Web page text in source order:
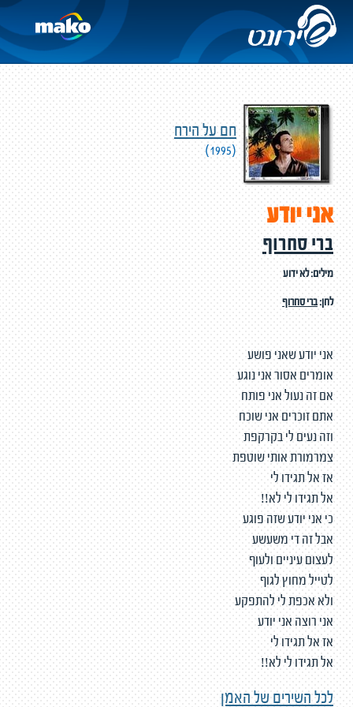
חם על הירח
(1995)
אני יודע
ברי סחרוף
מילים: לא ידוע
לחן:ברי סחרוף
אני יודע שאני פושע
אומרים אסור אני נוגע
אם זה נעול אני פותח
אתם זוכרים אני שוכח
וזה נעים לי בקרקפת
צמרמורת אותי שוטפת
אז אל תגידו לי
אל תגידו לי לא!!
כי אני יודע שזה פוגע
אבל זה די משעשע
לעצום עיניים ולעוף
לטייל מחוץ לגוף
ולא אכפת לי להתפקע
אני רוצה אני יודע
אז אל תגידו לי
אל תגידו לי לא!!
לכל השירים של האמן